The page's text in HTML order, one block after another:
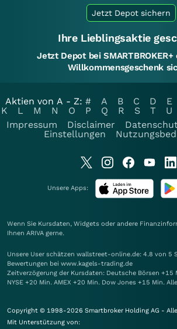
Jetzt Depot sichern
Ihre Lieblingsaktie
Jetzt Depot bei
Willkommensgeschenk
Aktien von A - Z: # A B C D E
K
L M N O P Q R S T U
Impressum
Disclaimer
Einstellungen
Unsere Apps:
Wenn Sie Kursdaten, Widgets oder andere
Ihnen ARIVA gerne.
Unsere User schätzen wallstreet-online.de: 4.8 von 5
Bewertungen bei www.kagels-trading.de
Zeitverzögerung der Kursdaten: Deutsche Börsen +15
NYSE +20 Min. AMEX +20 Min. Dow Jones +15 Min.
Copyright © 1998-2026 Smartbroker Holding AG -
Mit Unterstützung von: